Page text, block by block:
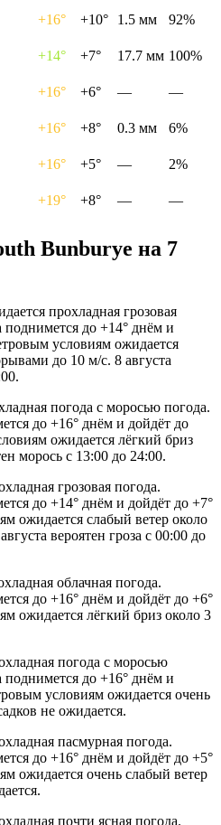
+16° +10° 1.5 мм
92%
+14° +7° 17.7 мм 100%
+16° +6° —
—
+16° +8° 0.3 мм
6%
+16° +5° —
2%
+19° +8° — —
Bunburyе на 7
прохладная грозовая
до +14° днём и
условиям ожидается
до 10 м/с. 8 августа
погода с моросью погода.
до +16° днём и дойдёт до
ожидается лёгкий бриз
морось с 13:00 до 24:00.
грозовая погода.
до +14° днём и дойдёт до +7°
ожидается слабый ветер около
вероятен гроза с 00:00 до
облачная погода.
до +16° днём и дойдёт до +6°
ожидается лёгкий бриз около 3
погода с моросью
до +16° днём и
условиям ожидается очень
не ожидается.
пасмурная погода.
до +16° днём и дойдёт до +5°
ожидается очень слабый ветер
почти ясная погода.